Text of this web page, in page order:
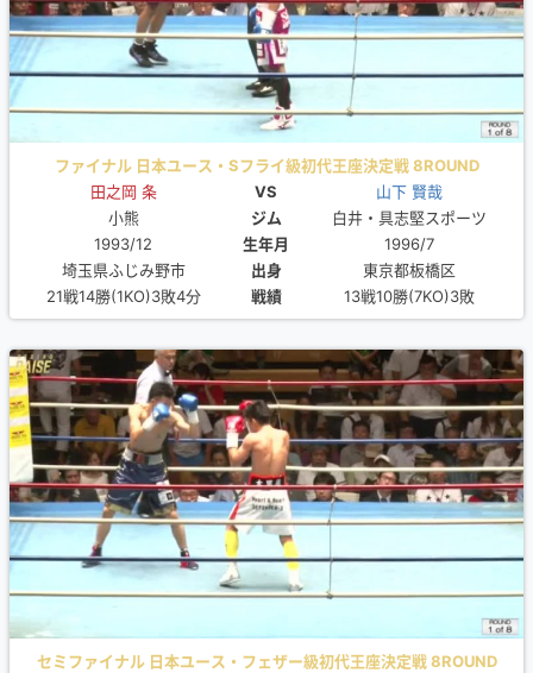
ファイナル 日本ユース・Sフライ級初代王座決定戦 8ROUND
田之岡 条
VS
山下 賢哉
小熊
ジム
白井・具志堅スポーツ
1993/12
生年月
1996/7
埼玉県ふじみ野市
出身
東京都板橋区
21戦14勝(1KO)3敗4分
戦績 13戦10勝(7KO)3敗
セミファイナル 日本ユース・フェザー級初代王座決定戦 8ROUND